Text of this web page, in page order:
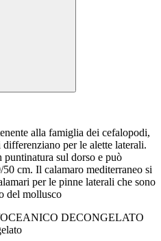
alla famiglia dei cefalopodi,
per le alette laterali.
puntinatura sul dorso e può
cm. Il calamaro mediterraneo si
per le pinne laterali che sono
del mollusco
DECONGELATO